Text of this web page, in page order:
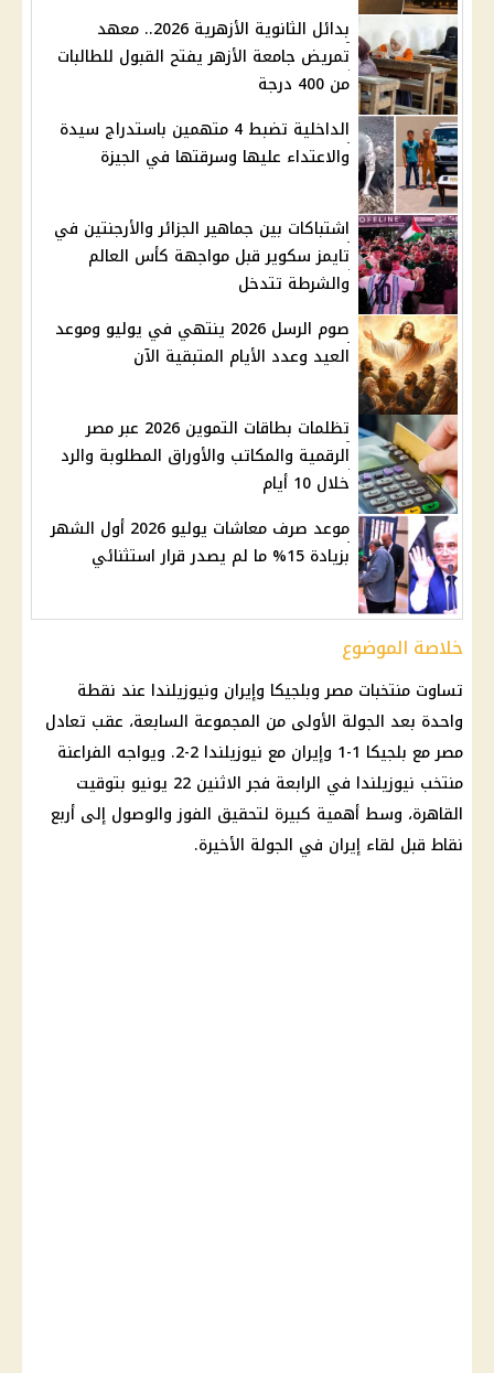
بدائل الثانوية الأزهرية 2026.. معهد
تمريض جامعة الأزهر يفتح القبول للطالبات
من 400 درجة
الداخلية تضبط 4 متهمين باستدراج سيدة
والاعتداء عليها وسرقتها في الجيزة
اشتباكات بين جماهير الجزائر والأرجنتين في
تايمز سكوير قبل مواجهة كأس العالم
والشرطة تتدخل
صوم الرسل 2026 ينتهي في يوليو وموعد
العيد وعدد الأيام المتبقية الآن
تظلمات بطاقات التموين 2026 عبر مصر
الرقمية والمكاتب والأوراق المطلوبة والرد
خلال 10 أيام
موعد صرف معاشات يوليو 2026 أول الشهر
بزيادة 15% ما لم يصدر قرار استثنائي
خلاصة الموضوع
تساوت منتخبات مصر وبلجيكا وإيران ونيوزيلندا عند نقطة
واحدة بعد الجولة الأولى من المجموعة السابعة، عقب تعادل
مصر مع بلجيكا 1-1 وإيران مع نيوزيلندا 2-2. ويواجه الفراعنة
منتخب نيوزيلندا في الرابعة فجر الاثنين 22 يونيو بتوقيت
القاهرة، وسط أهمية كبيرة لتحقيق الفوز والوصول إلى أربع
نقاط قبل لقاء إيران في الجولة الأخيرة.